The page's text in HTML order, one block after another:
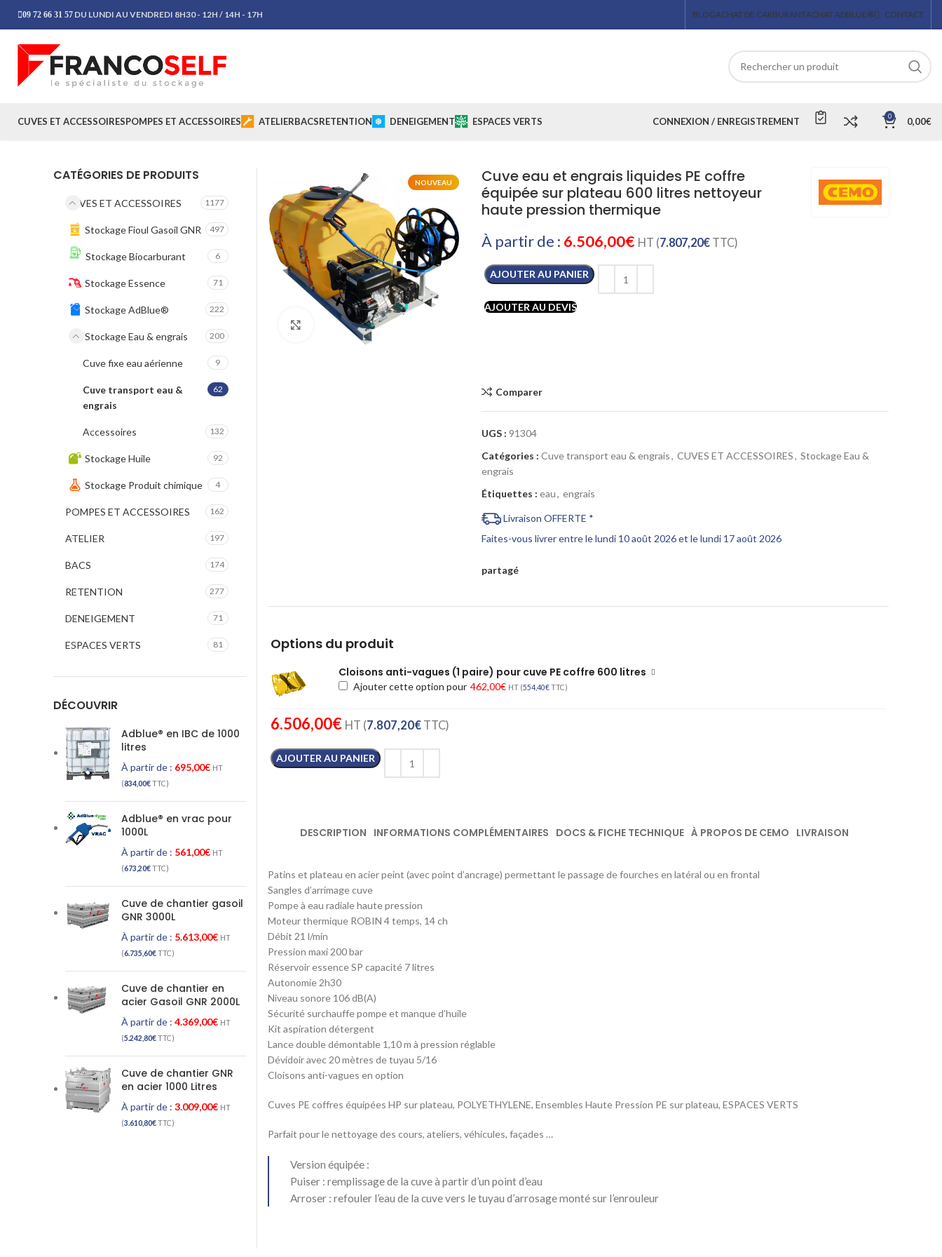
09 72 66 31 57 DU LUNDI AU VENDREDI 8H30 - 12H / 14H - 17H BLOGACHAT DE CARBURANTACHAT ADBLUE® CONTACT
CUVES ET ACCESSOIRESPOMPES ET ACCESSOIRES ATELIERBACSRETENTION DENEIGEMENT ESPACES VERTS CONNEXION / ENREGISTREMENT 0 0,00€
NOUVEAU
Cliquez pour agrandir
Cuve eau et engrais liquides PE coffre
équipée sur plateau 600 litres nettoyeur
haute pression thermique
À partir de : 6.506,00€ HT (7.807,20€TTC)
AJOUTER AU PANIER
AJOUTER AU DEVIS
Comparer
UGS : 91304
Catégories : Cuve transport eau & engrais, CUVES ET ACCESSOIRES, Stockage Eau &
engrais
Étiquettes : eau, engrais
Livraison OFFERTE *
Faites-vous livrer entre le lundi 10 août 2026 et le lundi 17 août 2026
partagé
Options du produit
Cloisons anti-vagues (1 paire) pour cuve PE coffre 600 litres
Ajouter cette option pour 462,00€ HT (554,40€TTC)
6.506,00€ HT (7.807,20€TTC)
AJOUTER AU PANIER
DESCRIPTION INFORMATIONS COMPLÉMENTAIRES DOCS & FICHE TECHNIQUE À PROPOS DE CEMO LIVRAISON
Patins et plateau en acier peint (avec point d’ancrage) permettant le passage de fourches en latéral ou en frontal
Sangles d’arrimage cuve
Pompe à eau radiale haute pression
Moteur thermique ROBIN 4 temps, 14 ch
Débit 21 l/min
Pression maxi 200 bar
Réservoir essence SP capacité 7 litres
Autonomie 2h30
Niveau sonore 106 dB(A)
Sécurité surchauffe pompe et manque d’huile
Kit aspiration détergent
Lance double démontable 1,10 m à pression réglable
Dévidoir avec 20 mètres de tuyau 5/16
Cloisons anti-vagues en option
Cuves PE coffres équipées HP sur plateau, POLYETHYLENE, Ensembles Haute Pression PE sur plateau, ESPACES VERTS
Parfait pour le nettoyage des cours, ateliers, véhicules, façades …
Version équipée :
Puiser : remplissage de la cuve à partir d’un point d’eau
Arroser : refouler l’eau de la cuve vers le tuyau d’arrosage monté sur l’enrouleur
CATÉGORIES DE PRODUITS
CUVES ET ACCESSOIRES 1177
Stockage Fioul Gasoil GNR 497
Stockage Biocarburant 6
Stockage Essence 71
Stockage AdBlue® 222
Stockage Eau & engrais 200
Cuve fixe eau aérienne 9
Cuve transport eau &
engrais
62
Accessoires 132
Stockage Huile 92
Stockage Produit chimique 4
POMPES ET ACCESSOIRES 162
ATELIER 197
BACS 174
RETENTION 277
DENEIGEMENT 71
ESPACES VERTS 81
DÉCOUVRIR
Adblue® en IBC de 1000
litres
À partir de : 695,00€ HT
(834,00€TTC)
Adblue® en vrac pour
1000L
À partir de : 561,00€ HT
(673,20€TTC)
Cuve de chantier gasoil
GNR 3000L
À partir de : 5.613,00€ HT
(6.735,60€TTC)
Cuve de chantier en
acier Gasoil GNR 2000L
À partir de : 4.369,00€ HT
(5.242,80€TTC)
Cuve de chantier GNR
en acier 1000 Litres
À partir de : 3.009,00€ HT
(3.610,80€TTC)